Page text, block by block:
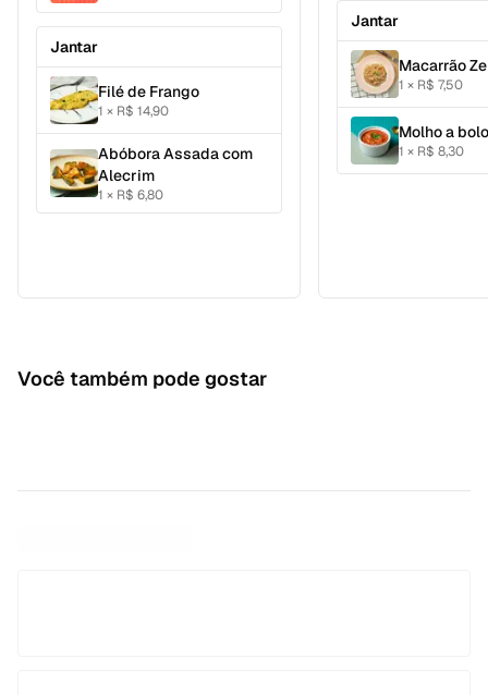
Jantar
Filé de Frango
1 × R$ 14,90
Abóbora Assada com
Alecrim
1 × R$ 6,80
Jantar
Macarrão
1 × R$ 7,50
Molho a
1 × R$ 8,30
Você também pode gostar